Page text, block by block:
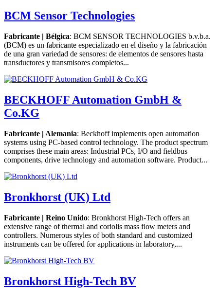
BCM Sensor Technologies
Fabricante | Bélgica: BCM SENSOR TECHNOLOGIES b.v.b.a.
(BCM) es un fabricante especializado en el diseño y la fabricación
de una gran variedad de sensores: de elementos de sensores hasta
transductores y transmisores completos...
BECKHOFF Automation GmbH &
Co.KG
Fabricante | Alemania: Beckhoff implements open automation
systems using PC-based control technology. The product spectrum
comprises these main areas: Industrial PCs, I/O and fieldbus
components, drive technology and automation software. Product...
Bronkhorst (UK) Ltd
Fabricante | Reino Unido: Bronkhorst High-Tech offers an
extensive range of thermal and coriolis mass flow meters and
controllers. Numerous styles of both standard and customized
instruments can be offered for applications in laboratory,...
Bronkhorst High-Tech BV